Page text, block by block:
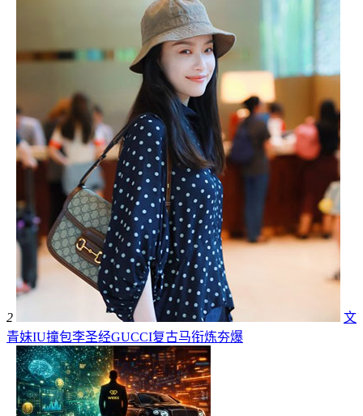
2
文
青妹IU撞包李圣经GUCCI复古马衔炼夯爆